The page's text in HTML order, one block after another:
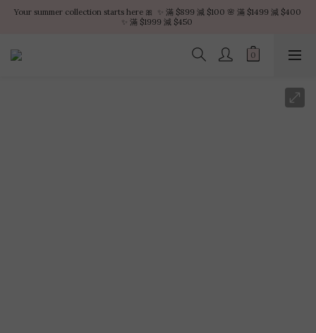
Your summer collection starts here 🎀  ✨ 滿 $899 減 $100 🌸 滿 $1499 減 $400
✨ 滿 $1999 減 $450
Your summer collection starts here 🎀  ✨ 滿 $899 減 $100 🌸 滿 $1499 減 $400
✨ 滿 $1999 減 $450
VIP白金會員全年獨享九折優惠